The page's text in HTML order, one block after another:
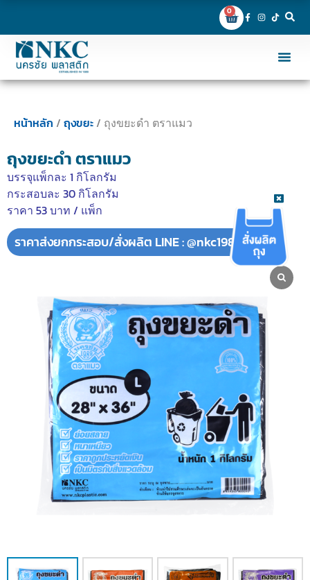
0
หน้าหลัก / ถุงขยะ / ถุงขยะดำ ตราแมว
ถุงขยะดำ ตราแมว
บรรจุแพ็กละ 1 กิโลกรัม
กระสอบละ 30 กิโลกรัม
ราคา 53 บาท / แพ็ก
ราคาส่งยกกระสอบ/สั่งผลิต LINE : @nkc1989